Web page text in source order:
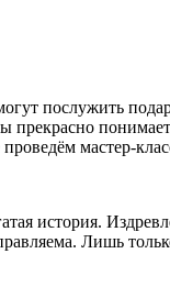
послужить
прекрасно
мастер-
история.
Лишь